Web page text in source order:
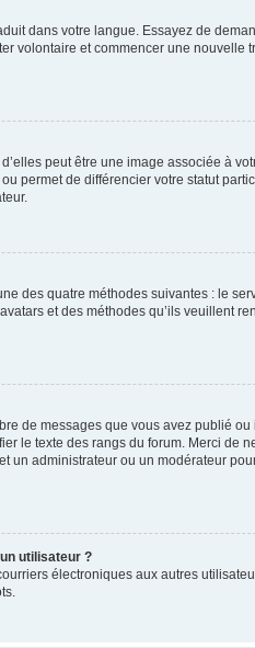
dans votre langue. Essayez de
volontaire et commencer une nouvelle
peut être une image associée à
permet de différencier votre statut
des quatre méthodes suivantes : le
et des méthodes qu’ils veuillent
de messages que vous avez publié
le texte des rangs du forum. Merci de
un administrateur ou un modérateur
utilisateur ?
électroniques aux autres